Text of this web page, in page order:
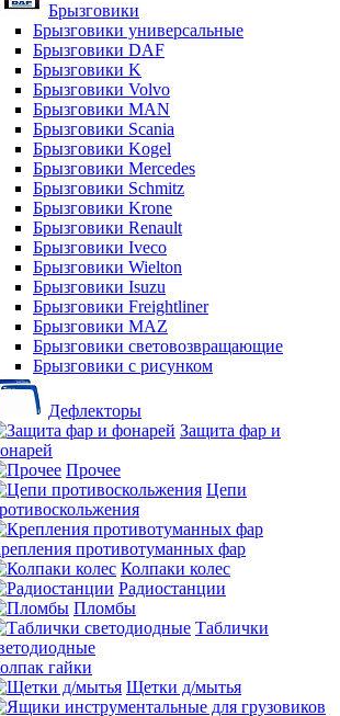
Брызговики
Брызговики универсальные
Брызговики DAF
Брызговики K
Брызговики Volvo
Брызговики MAN
Брызговики Scania
Брызговики Kogel
Брызговики Mercedes
Брызговики Schmitz
Брызговики Krone
Брызговики Renault
Брызговики Iveco
Брызговики Wielton
Брызговики Isuzu
Брызговики Freightliner
Брызговики MAZ
Брызговики световозвращающие
Брызговики с рисунком
Дефлекторы
Защита фар и
Прочее
Цепи
противотуманных фар
Колпаки колес
Радиостанции
Пломбы
Таблички
гайки
Щетки д/мытья